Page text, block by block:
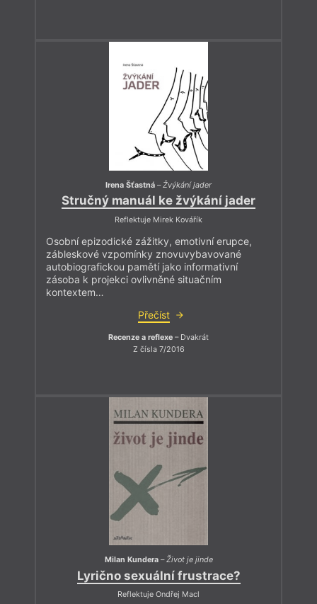
Irena Šťastná –Žvýkání jader
Stručný manuál ke žvýkání jader
Reflektuje Mirek Kovářík
Osobní epizodické zážitky, emotivní erupce,
zábleskové vzpomínky znovuvybavované
autobiografickou pamětí jako informativní
zásoba k projekci ovlivněné situačním
kontextem…
Přečíst
Recenze a reflexe – Dvakrát
Z čísla 7/2016
Milan Kundera–Život je jinde
Lyrično sexuální frustrace?
Reflektuje Ondřej Macl